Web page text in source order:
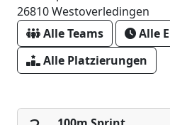
26810 Westoverledingen
Alle Teams
Alle
Alle Platzierungen